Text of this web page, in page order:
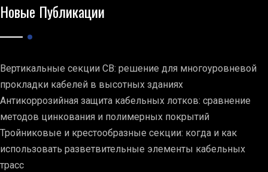
Новые Публикации
Вертикальные секции СВ: решение для многоуровневой
прокладки кабелей в высотных зданиях
Антикоррозийная защита кабельных лотков: сравнение
методов цинкования и полимерных покрытий
Тройниковые и крестообразные секции: когда и как
использовать разветвительные элементы кабельных
трасс